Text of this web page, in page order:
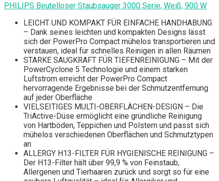
PHILIPS Beutelloser Staubsauger 3000 Serie, Weiß, 900 W
LEICHT UND KOMPAKT FÜR EINFACHE HANDHABUNG
– Dank seines leichten und kompakten Designs lässt
sich der PowerPro Compact mühelos transportieren und
verstauen, ideal für schnelles Reinigen in allen Räumen
STARKE SAUGKRAFT FÜR TIEFENREINIGUNG – Mit der
PowerCyclone 5 Technologie und einem starken
Luftstrom erreicht der PowerPro Compact
hervorragende Ergebnisse bei der Schmutzentfernung
auf jeder Oberfläche
VIELSEITIGES MULTI-OBERFLÄCHEN-DESIGN – Die
TriActive-Düse ermöglicht eine gründliche Reinigung
von Hartböden, Teppichen und Polstern und passt sich
mühelos verschiedenen Oberflächen und Schmutztypen
an
ALLERGY H13-FILTER FÜR HYGIENISCHE REINIGUNG –
Der H13-Filter hält über 99,9 % von Feinstaub,
Allergenen und Tierhaaren zurück und sorgt so für eine